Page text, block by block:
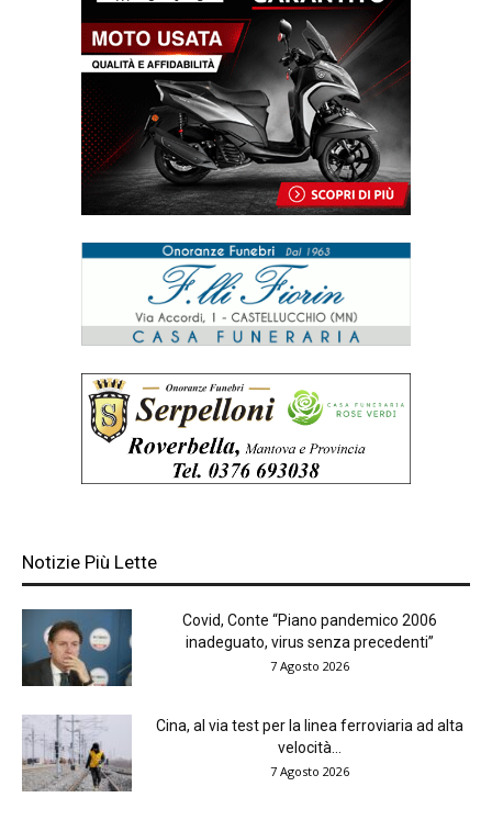
Notizie Più Lette
Covid, Conte “Piano pandemico 2006
inadeguato, virus senza precedenti”
7 Agosto 2026
Cina, al via test per la linea ferroviaria ad alta
velocità...
7 Agosto 2026